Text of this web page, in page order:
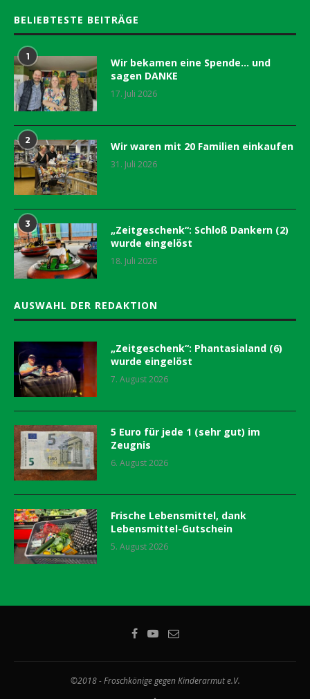
BELIEBTESTE BEITRÄGE
1
Wir bekamen eine Spende… und
sagen DANKE
17. Juli 2026
2 Wir waren mit 20 Familien einkaufen
31. Juli 2026
3
„Zeitgeschenk“: Schloß Dankern (2)
wurde eingelöst
18. Juli 2026
AUSWAHL DER REDAKTION
„Zeitgeschenk“: Phantasialand (6)
wurde eingelöst
7. August 2026
5 Euro für jede 1 (sehr gut) im
Zeugnis
6. August 2026
Frische Lebensmittel, dank
Lebensmittel-Gutschein
5. August 2026
©2018 - Froschkönige gegen Kinderarmut e.V.